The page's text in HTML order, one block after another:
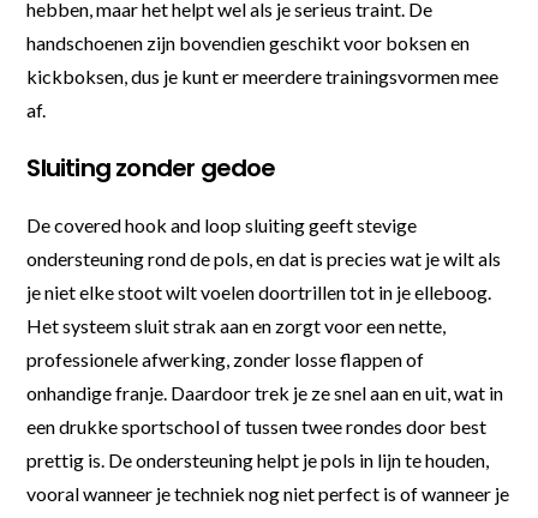
hebben, maar het helpt wel als je serieus traint. De
handschoenen zijn bovendien geschikt voor boksen en
kickboksen, dus je kunt er meerdere trainingsvormen mee
af.
Sluiting zonder gedoe
De covered hook and loop sluiting geeft stevige
ondersteuning rond de pols, en dat is precies wat je wilt als
je niet elke stoot wilt voelen doortrillen tot in je elleboog.
Het systeem sluit strak aan en zorgt voor een nette,
professionele afwerking, zonder losse flappen of
onhandige franje. Daardoor trek je ze snel aan en uit, wat in
een drukke sportschool of tussen twee rondes door best
prettig is. De ondersteuning helpt je pols in lijn te houden,
vooral wanneer je techniek nog niet perfect is of wanneer je